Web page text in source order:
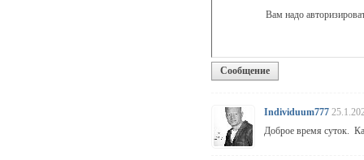
Вам надо
Сообщение
Individuum777
Доброе время суток.